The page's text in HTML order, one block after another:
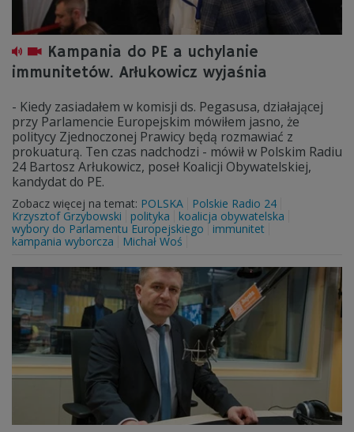
Kampania do PE a uchylanie
immunitetów. Arłukowicz wyjaśnia
- Kiedy zasiadałem w komisji ds. Pegasusa, działającej
przy Parlamencie Europejskim mówiłem jasno, że
politycy Zjednoczonej Prawicy będą rozmawiać z
prokuaturą. Ten czas nadchodzi - mówił w Polskim Radiu
24 Bartosz Arłukowicz, poseł Koalicji Obywatelskiej,
kandydat do PE.
Zobacz więcej na temat: POLSKA
Polskie Radio 24
Krzysztof Grzybowski
polityka
koalicja obywatelska
wybory do Parlamentu Europejskiego
immunitet
kampania wyborcza
Michał Woś